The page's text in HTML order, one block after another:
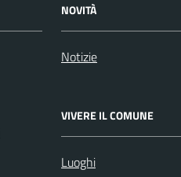
NOVITÀ
Notizie
VIVERE IL COMUNE
Luoghi